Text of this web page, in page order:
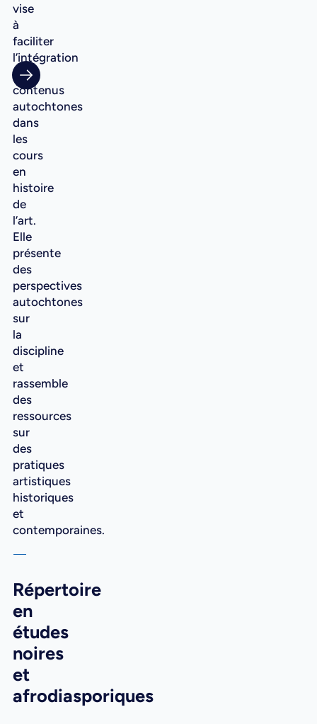
vise
à
faciliter
l’intégration
des
contenus
autochtones
dans
les
cours
en
histoire
de
l’art.
Elle
présente
des
perspectives
autochtones
sur
la
discipline
et
rassemble
des
ressources
sur
des
pratiques
artistiques
historiques
et
contemporaines.
Répertoire
en
études
noires
et
afrodiasporiques